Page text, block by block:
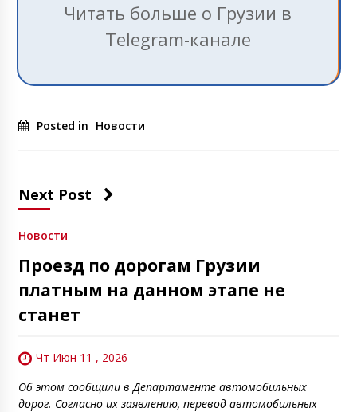
Читать больше о Грузии в
Telegram-канале
Posted in Новости
Next Post
Новости
Проезд по дорогам Грузии
платным на данном этапе не
станет
Чт Июн 11 , 2026
Об этом сообщили в Департаменте автомобильных
дорог. Согласно их заявлению, перевод автомобильных